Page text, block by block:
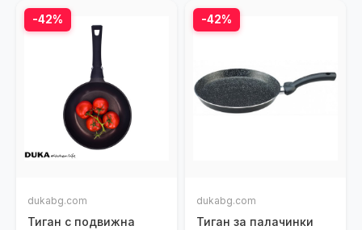
-42%
dukabg.com
Тиган с подвижна
-42%
dukabg.com
Тиган за палачинки